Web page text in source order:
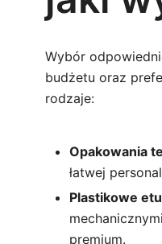
Wybór
budżetu oraz
rodzaje:
Opakowania
łatwej
Plastikowe
premium.